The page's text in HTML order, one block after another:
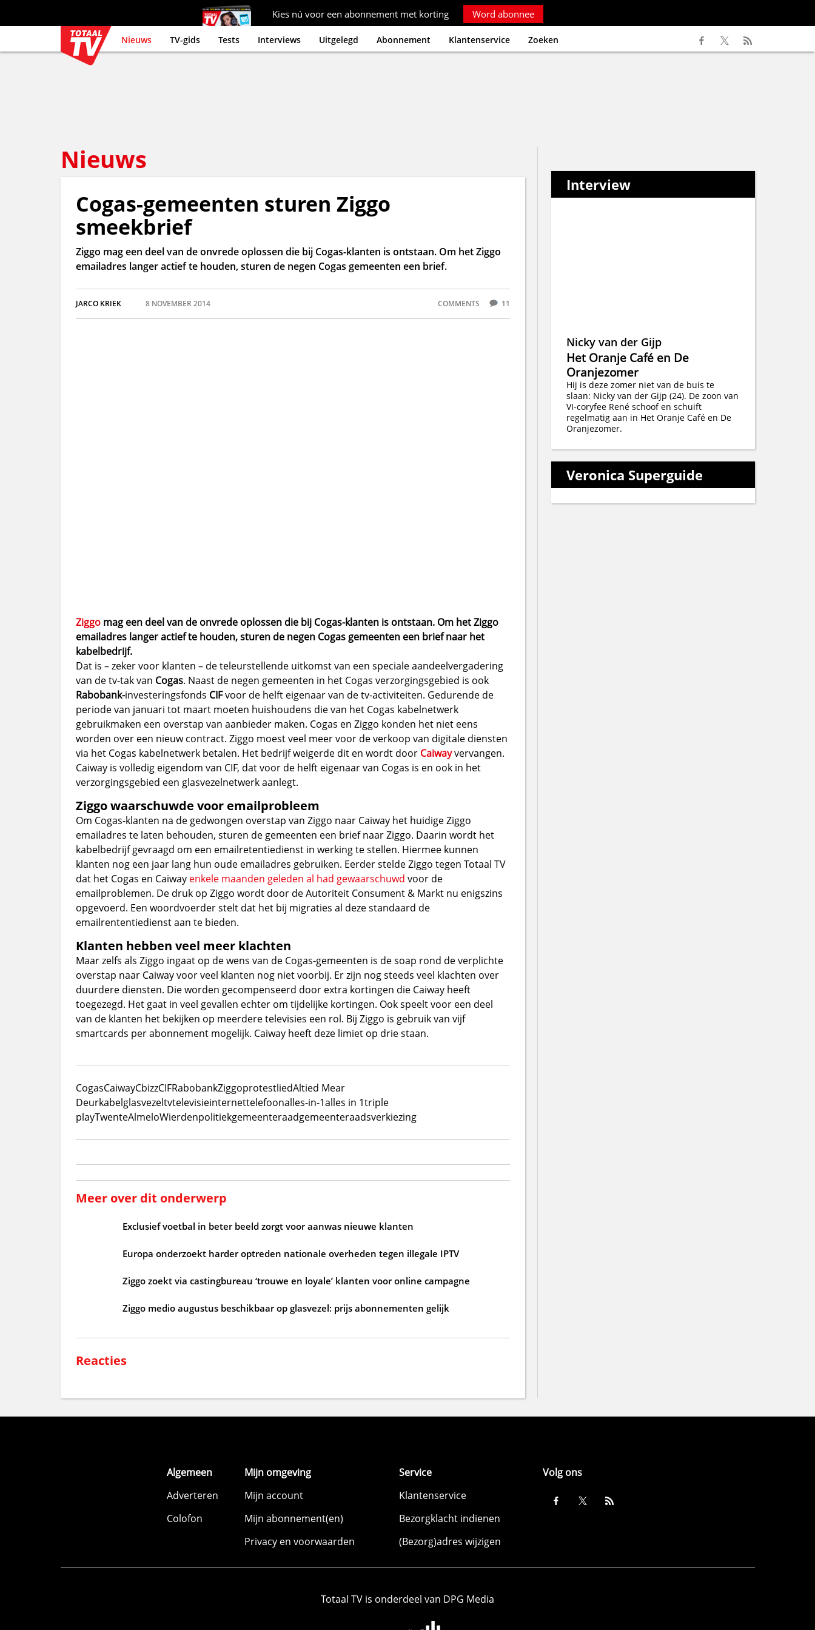
Kies nú voor een abonnement met korting Word abonnee
Nieuws TV-gids Tests Interviews Uitgelegd Abonnement Klantenservice Zoeken
Nieuws
Cogas-gemeenten sturen Ziggo
smeekbrief
Ziggo mag een deel van de onvrede oplossen die bij Cogas-klanten is ontstaan. Om het Ziggo
emailadres langer actief te houden, sturen de negen Cogas gemeenten een brief.
JARCO KRIEK 8 NOVEMBER 2014 COMMENTS 11
Ziggomag een deel van de onvrede oplossen die bij Cogas-klanten is ontstaan. Om het Ziggo
emailadres langer actief te houden, sturen de negen Cogas gemeenten een brief naar het
kabelbedrijf.
Dat is – zeker voor klanten – de teleurstellende uitkomst van een speciale aandeelvergadering
van de tv-tak van Cogas. Naast de negen gemeenten in het Cogas verzorgingsgebied is ook
Rabobank-investeringsfonds CIFvoor de helft eigenaar van de tv-activiteiten. Gedurende de
periode van januari tot maart moeten huishoudens die van het Cogas kabelnetwerk
gebruikmaken een overstap van aanbieder maken. Cogas en Ziggo konden het niet eens
worden over een nieuw contract. Ziggo moest veel meer voor de verkoop van digitale diensten
via het Cogas kabelnetwerk betalen. Het bedrijf weigerde dit en wordt door Caiwayvervangen.
Caiway is volledig eigendom van CIF, dat voor de helft eigenaar van Cogas is en ook in het
verzorgingsgebied een glasvezelnetwerk aanlegt.
Ziggo waarschuwde voor emailprobleem
Om Cogas-klanten na de gedwongen overstap van Ziggo naar Caiway het huidige Ziggo
emailadres te laten behouden, sturen de gemeenten een brief naar Ziggo. Daarin wordt het
kabelbedrijf gevraagd om een emailretentiedienst in werking te stellen. Hiermee kunnen
klanten nog een jaar lang hun oude emailadres gebruiken. Eerder stelde Ziggo tegen Totaal TV
dat het Cogas en Caiway enkele maanden geleden al had gewaarschuwd voor de
emailproblemen. De druk op Ziggo wordt door de Autoriteit Consument & Markt nu enigszins
opgevoerd. Een woordvoerder stelt dat het bij migraties al deze standaard de
emailrententiedienst aan te bieden.
Klanten hebben veel meer klachten
Maar zelfs als Ziggo ingaat op de wens van de Cogas-gemeenten is de soap rond de verplichte
overstap naar Caiway voor veel klanten nog niet voorbij. Er zijn nog steeds veel klachten over
duurdere diensten. Die worden gecompenseerd door extra kortingen die Caiway heeft
toegezegd. Het gaat in veel gevallen echter om tijdelijke kortingen. Ook speelt voor een deel
van de klanten het bekijken op meerdere televisies een rol. Bij Ziggo is gebruik van vijf
smartcards per abonnement mogelijk. Caiway heeft deze limiet op drie staan.
CogasCaiwayCbizzCIFRabobankZiggoprotestliedAltied Mear
Deurkabelglasvezeltvtelevisieinternettelefoonalles-in-1alles in 1triple
playTwenteAlmeloWierdenpolitiekgemeenteraadgemeenteraadsverkiezing
Meer over dit onderwerp
Exclusief voetbal in beter beeld zorgt voor aanwas nieuwe klanten
Europa onderzoekt harder optreden nationale overheden tegen illegale IPTV
Ziggo zoekt via castingbureau ‘trouwe en loyale’ klanten voor online campagne
Ziggo medio augustus beschikbaar op glasvezel: prijs abonnementen gelijk
Reacties
Interview
Nicky van der Gijp
Het Oranje Café en De
Oranjezomer
Hij is deze zomer niet van de buis te
slaan: Nicky van der Gijp (24). De zoon van
VI-coryfee René schoof en schuift
regelmatig aan in Het Oranje Café en De
Oranjezomer.
Veronica Superguide
Algemeen
Adverteren
Colofon
Mijn omgeving
Mijn account
Mijn abonnement(en)
Privacy en voorwaarden
Service
Klantenservice
Bezorgklacht indienen
(Bezorg)adres wijzigen
Volg ons
Totaal TV is onderdeel van DPG Media